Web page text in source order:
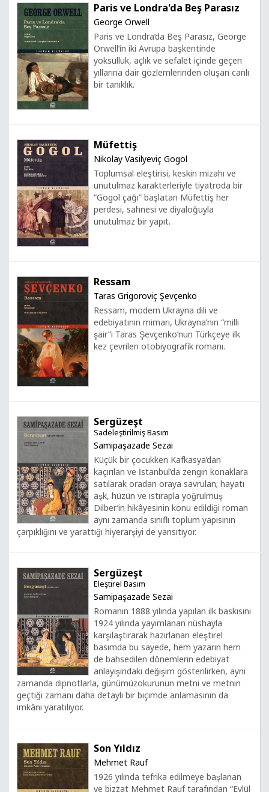
Paris ve Londra'da Beş Parasız
George Orwell
Paris ve Londra’da Beş Parasız, George
Orwell’in iki Avrupa başkentinde
yoksulluk, açlık ve sefalet içinde geçen
yıllarına dair gözlemlerinden oluşan canlı
bir tanıklık.
Müfettiş
Nikolay Vasilyeviç Gogol
Toplumsal eleştirisi, keskin mizahı ve
unutulmaz karakterleriyle tiyatroda bir
“Gogol çağı” başlatan Müfettiş her
perdesi, sahnesi ve diyaloğuyla
unutulmaz bir yapıt.
Ressam
Taras Grigoroviç Şevçenko
Ressam, modern Ukrayna dili ve
edebiyatının mimarı, Ukrayna’nın “milli
şair”i Taras Şevçenko’nun Türkçeye ilk
kez çevrilen otobiyografik romanı.
Sergüzeşt
Sadeleştirilmiş Basım
Samipaşazade Sezai
Küçük bir çocukken Kafkasya’dan
kaçırılan ve İstanbul’da zengin konaklara
satılarak oradan oraya savrulan; hayatı
aşk, hüzün ve ıstırapla yoğrulmuş
Dilber’in hikâyesinin konu edildiği roman
aynı zamanda sınıflı toplum yapısının
çarpıklığını ve yarattığı hiyerarşiyi de yansıtıyor.
Sergüzeşt
Eleştirel Basım
Samipaşazade Sezai
Romanın 1888 yılında yapılan ilk baskısını
1924 yılında yayımlanan nüshayla
karşılaştırarak hazırlanan eleştirel
basımda bu sayede, hem yazarın hem
de bahsedilen dönemlerin edebiyat
anlayışındaki değişim gösterilirken, aynı
zamanda dipnotlarla, günümüzokurunun metni ve metnin
geçtiği zamanı daha detaylı bir biçimde anlamasının da
imkânı yaratılıyor.
Son Yıldız
Mehmet Rauf
1926 yılında tefrika edilmeye başlanan
ve bizzat Mehmet Rauf tarafından “Eylül